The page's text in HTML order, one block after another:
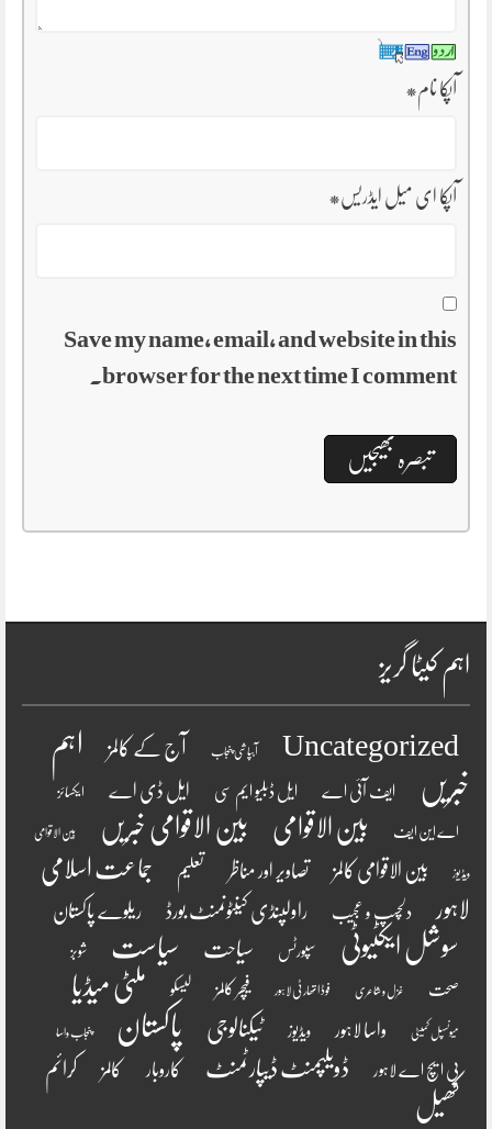
آپکا نام*
آپکا ای میل ایڈریس*
Save my name, email, and website in this
browser for the next time I comment.
اہم کیٹا گریز
Uncategorized آبپاشی پنجاب آج کے کالمز
اہم
خبریں
ایف آئی اے ایل ڈبلیو ایم سی ایل ڈی اے ایکسائز
اے این ایف بین الاقوامی بین الاقوامی خبریں بین الاقوامی
ویڈیوز بین الاقوامی کالمز تصاویر اور مناظر تعلیم
جماعت اسلامی
لاہور
دلچسپ و عجیب راولپنڈی کینٹونمنٹ بورڈ ریلوے پاکستان
سوشل ایکٹیوٹی سپورٹس سیاحت سیاست شوبز
صحت غزل و شاعری فوڈ اتھارٹی لاہور فیچر کالمز لیسکو ملٹی میڈیا
میونسپل کمیٹی واسا لاہور ویڈیوز ٹیکنالوجی پاکستان پنجاب واسا
پی ایچ اے لاہور ڈویلپمنٹ ڈیپارٹمنٹ کاروبار کالمز کرائم
کھیل